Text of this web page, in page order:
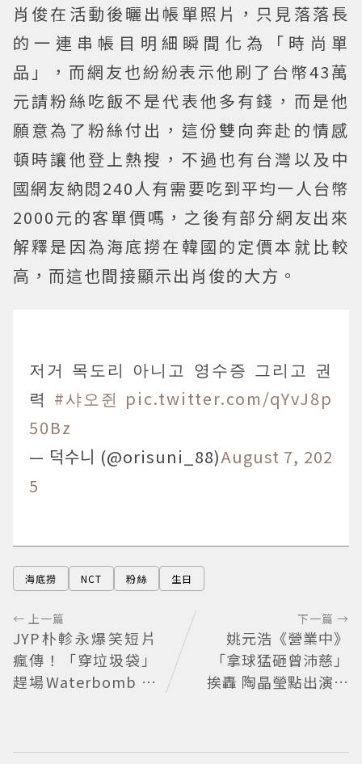
肖俊在活動後曬出帳單照片，只見落落長
的一連串帳目明細瞬間化為「時尚單
品」，而網友也紛紛表示他刷了台幣43萬
元請粉絲吃飯不是代表他多有錢，而是他
願意為了粉絲付出，這份雙向奔赴的情感
頓時讓他登上熱搜，不過也有台灣以及中
國網友納悶240人有需要吃到平均一人台幣
2000元的客單價嗎，之後有部分網友出來
解釋是因為海底撈在韓國的定價本就比較
高，而這也間接顯示出肖俊的大方。
저거 목도리 아니고 영수증 그리고 권
력 #샤오쥔 pic.twitter.com/qYvJ8p
50Bz
— 덕수니 (@orisuni_88)August 7, 202
5
海底撈 NCT 粉絲 生日
← 上一篇
JYP朴軫永爆笑短片
瘋傳！「穿垃圾袋」
趕場Waterbomb 被
下一篇 →
姚元浩《營業中》
「拿球猛砸曾沛慈」
挨轟 陶晶瑩點出演藝